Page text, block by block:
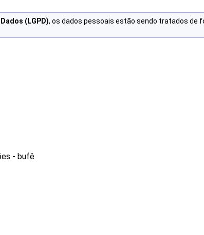
(LGPD), os dados pessoais estão sendo tratados de
- bufê